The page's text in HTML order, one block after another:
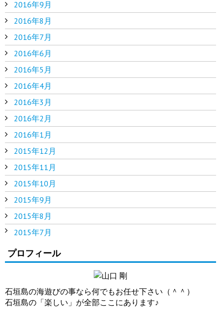
2016年9月
2016年8月
2016年7月
2016年6月
2016年5月
2016年4月
2016年3月
2016年2月
2016年1月
2015年12月
2015年11月
2015年10月
2015年9月
2015年8月
2015年7月
プロフィール
石垣島の海遊びの事なら何でもお任せ下さい（＾＾）
石垣島の「楽しい」が全部ここにあります♪